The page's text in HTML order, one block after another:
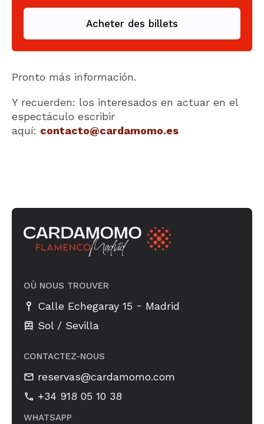
Acheter des billets
Pronto más información.
Y recuerden: los interesados en actuar en el
espectáculo escribir
aquí: contacto@cardamomo.es
OÙ NOUS TROUVER
Calle Echegaray 15 - Madrid
Sol / Sevilla
CONTACTEZ-NOUS
reservas@cardamomo.com
+34 918 05 10 38
WHATSAPP